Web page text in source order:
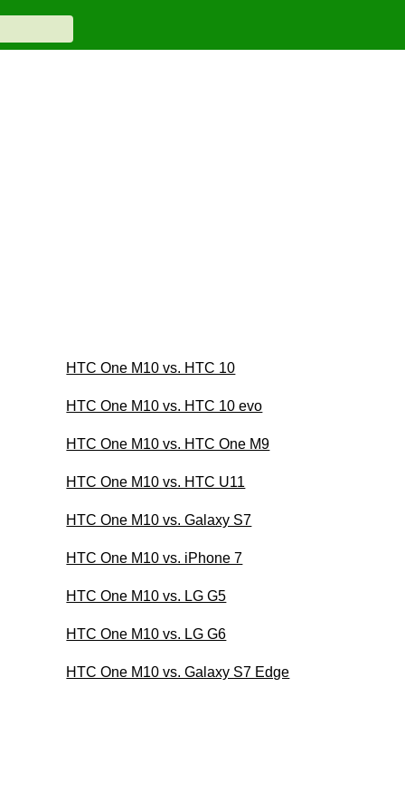
HTC One M10 vs. HTC 10
HTC One M10 vs. HTC 10 evo
HTC One M10 vs. HTC One M9
HTC One M10 vs. HTC U11
HTC One M10 vs. Galaxy S7
HTC One M10 vs. iPhone 7
HTC One M10 vs. LG G5
HTC One M10 vs. LG G6
HTC One M10 vs. Galaxy S7 Edge